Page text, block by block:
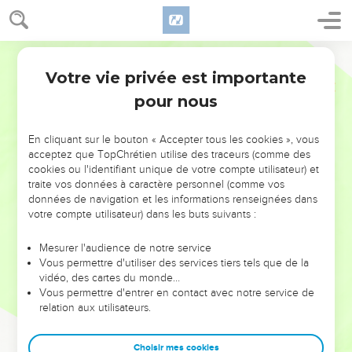
NE MANQUEZ PAS L’ÉVÉNEMENT
DE L’ANNÉE !
ET SI LEURS ERREURS POUVAIENT VOUS ÉVITER LES
VOTRES ?
leur foi ou leur vision. Mais on voit moins les doutes, les erreurs
et les saisons difficiles qu'ils ont traversés, alors même que ce
sont elles qui les ont façonnés.
Dans cette conférence, leaders, entrepreneurs, et responsables
clés pour avancer avec plus de sagesse afin que leurs erreurs
Votre vie privée est importante
pour nous
En cliquant sur le bouton « Accepter tous les cookies », vous
acceptez que TopChrétien utilise des traceurs (comme des
cookies ou l'identifiant unique de votre compte utilisateur) et
traite vos données à caractère personnel (comme vos
données de navigation et les informations renseignées dans
votre compte utilisateur) dans les buts suivants :
Mesurer l'audience de notre service
Vous permettre d'utiliser des services tiers tels que de la
vidéo, des cartes du monde…
Vous permettre d'entrer en contact avec notre service de
relation aux utilisateurs.
Choisir mes cookies